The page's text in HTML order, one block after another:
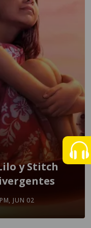
y Stitch
JUN 02